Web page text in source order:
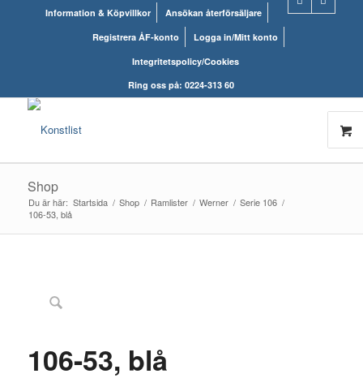
Information & Köpvillkor
Ansökan återförsäljare
Registrera ÅF-konto
Logga in/Mitt konto
Integritetspolicy/Cookies
Ring oss på: 0224-313 60
Shop
Du är här: Startsida / Shop / Ramlister / Werner / Serie 106 /
106-53, blå
106-53, blå